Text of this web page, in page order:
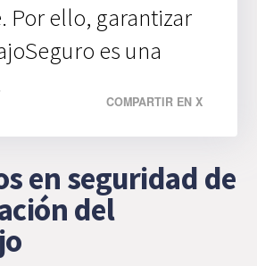
Por ello, garantizar
es una
COMPARTIR EN X
en seguridad de
del